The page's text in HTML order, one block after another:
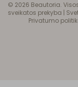
© 2026 Beautoria.
sveikatos prekyba |
Privatumo